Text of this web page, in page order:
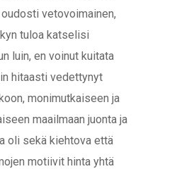
vetovoimainen,
tuloa katselisi
luin, en voinut kuitata
hitaasti vedettynyt
monimutkaiseen ja
maailmaan juonta ja
oli sekä kiehtova että
motiivit hinta yhtä